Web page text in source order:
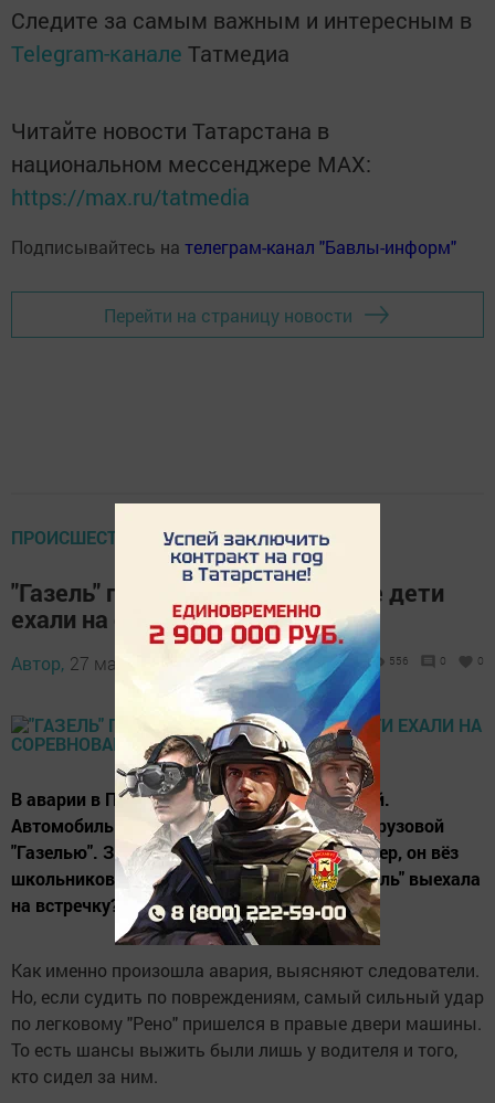
Следите за самым важным и интересным в
Telegram-канале Татмедиа
Читайте новости Татарстана в
национальном мессенджере MАХ:
https://max.ru/tatmedia
Подписывайтесь на телеграм-канал "Бавлы-информ"
Перейти на страницу новости
ПРОИСШЕСТВИЯ
"Газель" против "Рено": погибшие дети
ехали на соревнования
Автор, 27 марта 2017 - 04:59 556 0 0
В аварии в Подмосковье погибли трое детей.
Автомобиль "Рено" лоб в лоб столкнулся с грузовой
"Газелью". За рулем легковушки сидел тренер, он вёз
школьников на соревнования. Почему "Газель" выехала
на встречку?
Как именно произошла авария, выясняют следователи.
Но, если судить по повреждениям, самый сильный удар
по легковому "Рено" пришелся в правые двери машины.
То есть шансы выжить были лишь у водителя и того,
кто сидел за ним.